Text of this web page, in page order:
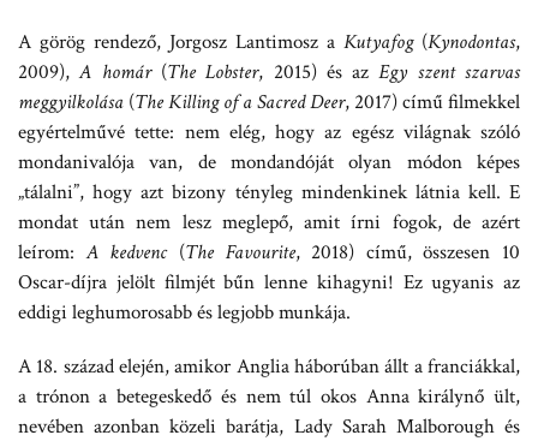
A görög rendező, Jorgosz Lantimosz a Kutyafog(Kynodontas,
2009),A homár(The Lobster, 2015) és azEgy szent szarvas
meggyilkolása (The Killing of a Sacred Deer, 2017) című filmekkel
egyértelművé tette: nem elég, hogy az egész világnak szóló
mondanivalója van, de mondandóját olyan módon képes
„tálalni”, hogy azt bizony tényleg mindenkinek látnia kell. E
mondat után nem lesz meglepő, amit írni fogok, de azért
leírom:A kedvenc(The Favourite, 2018) című, összesen 10
Oscar-díjra jelölt filmjét bűn lenne kihagyni! Ez ugyanis az
eddigi leghumorosabb és legjobb munkája.
A 18. század elején, amikor Anglia háborúban állt a franciákkal,
a trónon a betegeskedő és nem túl okos Anna királynő ült,
nevében azonban közeli barátja, Lady Sarah Malborough és